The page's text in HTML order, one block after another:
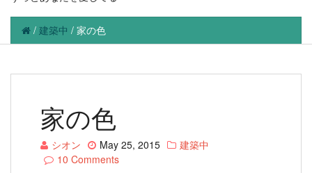
/ 建築中 / 家の色
家の色
シオン May 25, 2015
建築中
10 Comments